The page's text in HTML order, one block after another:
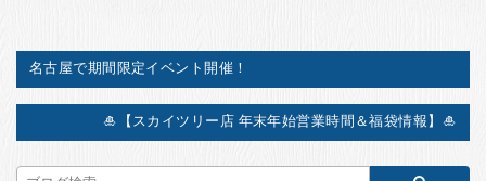
名古屋で期間限定イベント開催！
🎍【スカイツリー店 年末年始営業時間＆福袋情報】🎍